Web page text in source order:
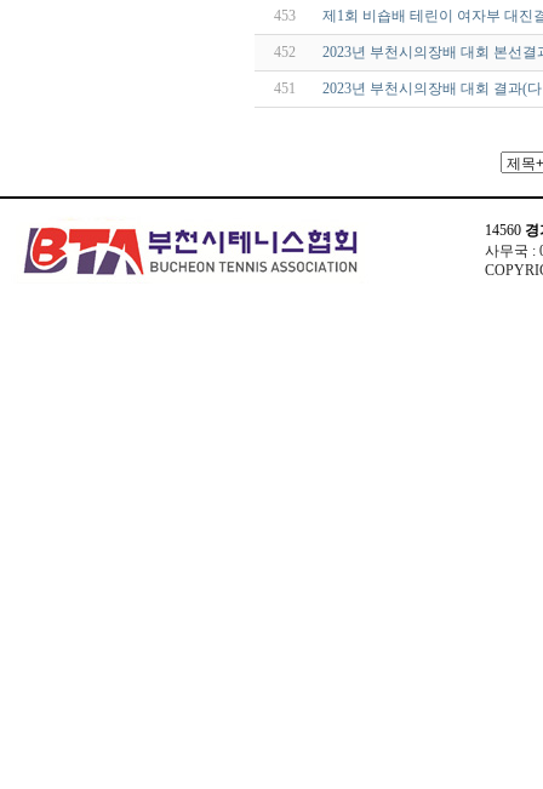
453 제1회 비숍배 테린이 여자부 대진
452 2023년 부천시의장배 대회 본선결
451 2023년 부천시의장배 대회 결과(
14560 경
사무국 :